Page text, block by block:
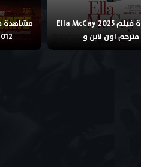
مشاهدة فيلم Ella McCay 2025
مترجم اون لاين و
2012 مترجم